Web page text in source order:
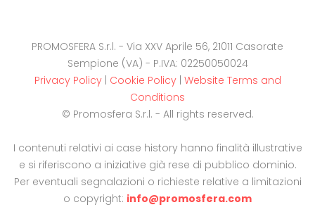
PROMOSFERA S.r.l. - Via XXV Aprile 56, 21011 Casorate
Sempione (VA) - P.IVA: 02250050024
Privacy Policy| Cookie Policy| Website Terms and
Conditions
© Promosfera S.r.l. - All rights reserved.
I contenuti relativi ai case history hanno finalità illustrative
e si riferiscono a iniziative già rese di pubblico dominio.
Per eventuali segnalazioni o richieste relative a limitazioni
o copyright: info@promosfera.com